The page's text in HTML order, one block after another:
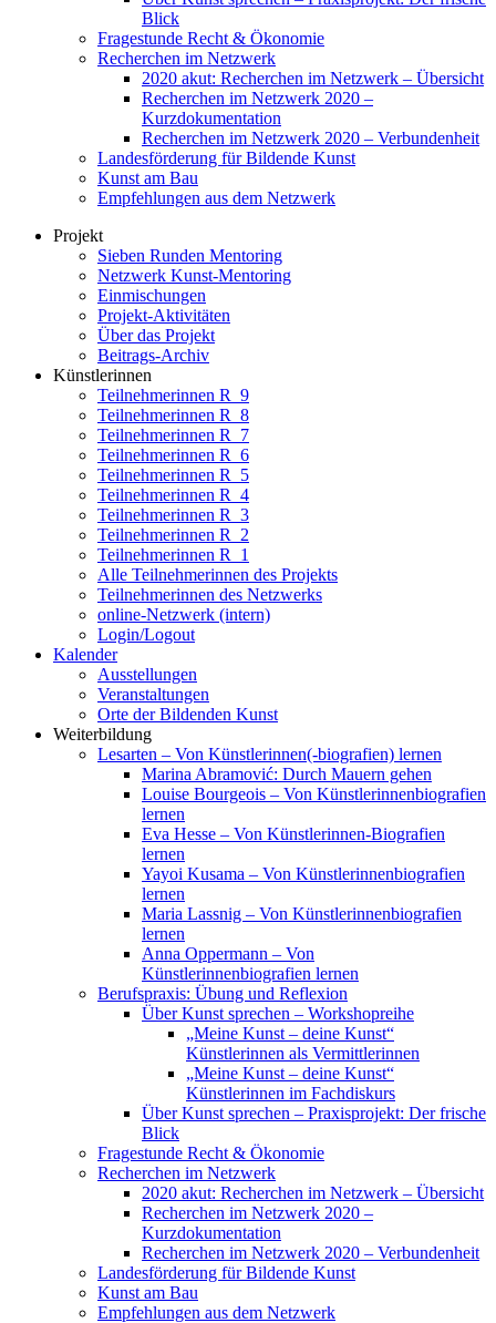
Blick
Fragestunde Recht & Ökonomie
Recherchen im Netzwerk
2020 akut: Recherchen im Netzwerk – Übersicht
Recherchen im Netzwerk 2020 –
Kurzdokumentation
Recherchen im Netzwerk 2020 – Verbundenheit
Landesförderung für Bildende Kunst
Kunst am Bau
Empfehlungen aus dem Netzwerk
Projekt
Sieben Runden Mentoring
Netzwerk Kunst-Mentoring
Einmischungen
Projekt-Aktivitäten
Über das Projekt
Beitrags-Archiv
Künstlerinnen
Teilnehmerinnen R_9
Teilnehmerinnen R_8
Teilnehmerinnen R_7
Teilnehmerinnen R_6
Teilnehmerinnen R_5
Teilnehmerinnen R_4
Teilnehmerinnen R_3
Teilnehmerinnen R_2
Teilnehmerinnen R_1
Alle Teilnehmerinnen des Projekts
Teilnehmerinnen des Netzwerks
online-Netzwerk (intern)
Login/Logout
Kalender
Ausstellungen
Veranstaltungen
Orte der Bildenden Kunst
Weiterbildung
Lesarten – Von Künstlerinnen(-biografien) lernen
Marina Abramović: Durch Mauern gehen
Louise Bourgeois – Von Künstlerinnenbiografien
lernen
Eva Hesse – Von Künstlerinnen-Biografien
lernen
Yayoi Kusama – Von Künstlerinnenbiografien
lernen
Maria Lassnig – Von Künstlerinnenbiografien
lernen
Anna Oppermann – Von
Künstlerinnenbiografien lernen
Berufspraxis: Übung und Reflexion
Über Kunst sprechen – Workshopreihe
„Meine Kunst – deine Kunst“
Künstlerinnen als Vermittlerinnen
„Meine Kunst – deine Kunst“
Künstlerinnen im Fachdiskurs
Über Kunst sprechen – Praxisprojekt: Der frische
Blick
Fragestunde Recht & Ökonomie
Recherchen im Netzwerk
2020 akut: Recherchen im Netzwerk – Übersicht
Recherchen im Netzwerk 2020 –
Kurzdokumentation
Recherchen im Netzwerk 2020 – Verbundenheit
Landesförderung für Bildende Kunst
Kunst am Bau
Empfehlungen aus dem Netzwerk